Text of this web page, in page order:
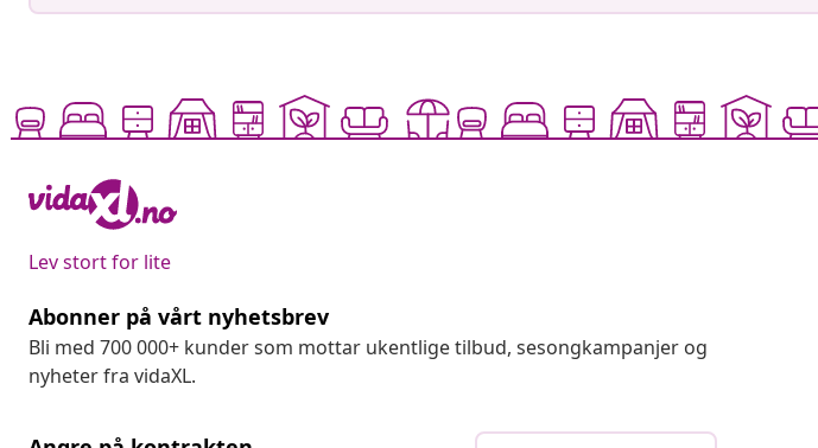
Lev stort for lite
Abonner på vårt nyhetsbrev
Bli med 700 000+ kunder som mottar ukentlige tilbud, sesongkampanjer og
nyheter fra vidaXL.